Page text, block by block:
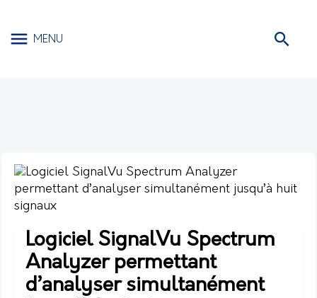
MENU
Logiciel SignalVu Spectrum
Analyzer permettant
d’analyser simultanément